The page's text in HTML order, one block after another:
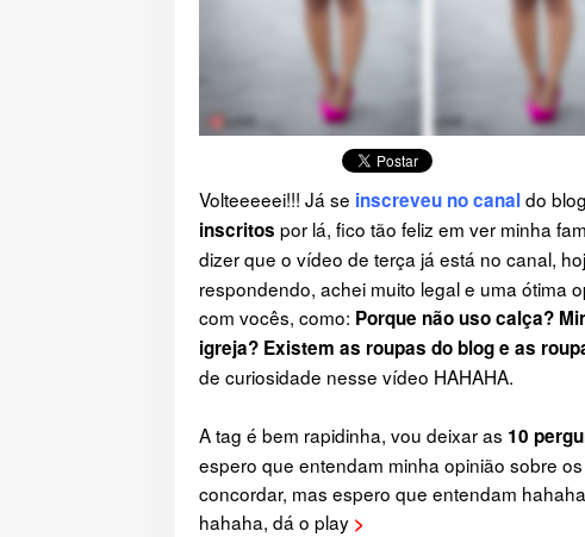
Volteeeeei!!! Já se inscreveu no canaldo
inscritos por lá, fico tão feliz em ver minha
dizer que o vídeo de terça já está no canal,
respondendo, achei muito legal e uma ótima
com vocês, como: Porque não uso calça?
igreja? Existem as roupas do blog e as
de curiosidade nesse vídeo HAHAHA.
A tag é bem rapidinha, vou deixar as 10
espero que entendam minha opinião sobre
concordar, mas espero que entendam
hahaha, dá o play >